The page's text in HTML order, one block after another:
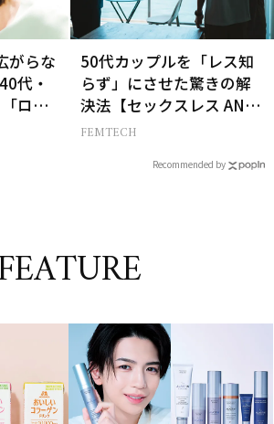
がらな
代・
ロー
50代カップルを「レス知
らず」にさせた驚きの解
決法【セックスレス AND
THE CITY -女たちの告
FEMTECH
Recommended by